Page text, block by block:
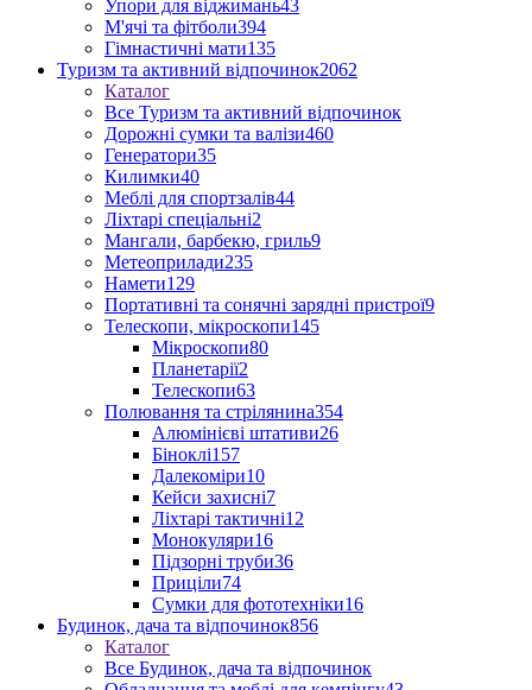
Упори для віджимань43
М'ячі та фітболи394
Гімнастичні мати135
Туризм та активний відпочинок2062
Каталог
Все Туризм та активний відпочинок
Дорожні сумки та валізи460
Генератори35
Килимки40
Меблі для спортзалів44
Ліхтарі спеціальні2
Мангали, барбекю, гриль9
Метеоприлади235
Намети129
Портативні та сонячні зарядні пристрої9
Телескопи, мікроскопи145
Мікроскопи80
Планетарії2
Телескопи63
Полювання та стрілянина354
Алюмінієві штативи26
Біноклі157
Далекоміри10
Кейси захисні7
Ліхтарі тактичні12
Монокуляри16
Підзорні труби36
Приціли74
Сумки для фототехніки16
Будинок, дача та відпочинок856
Каталог
Все Будинок, дача та відпочинок